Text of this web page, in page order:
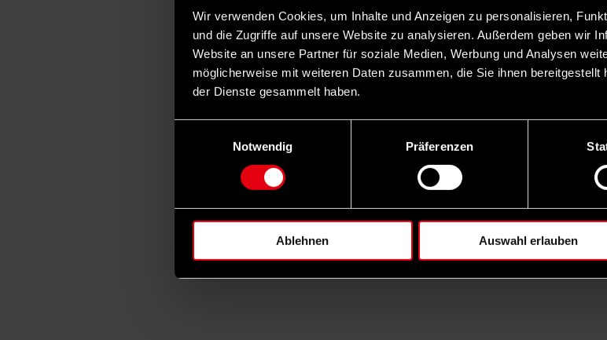
Wir verwenden Cookies, um Inhalte und Anzeigen zu personalisieren,
und die Zugriffe auf unsere Website zu analysieren. Außerdem geben wir
Website an unsere Partner für soziale Medien, Werbung und Analysen
möglicherweise mit weiteren Daten zusammen, die Sie ihnen
der Dienste gesammelt haben.
Notwendig
Präferenzen
Ablehnen Auswahl erlauben